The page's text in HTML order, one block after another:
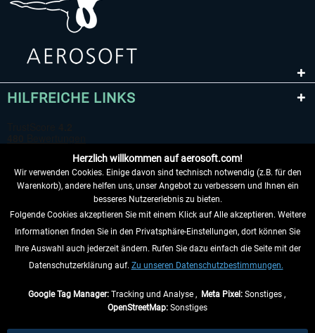
HILFREICHE LINKS
VERTRAG WIDERRUFEN
INFORMATIONEN
Herzlich willkommen auf aerosoft.com!
Wir verwenden Cookies. Einige davon sind technisch notwendig (z.B. für den
Warenkorb), andere helfen uns, unser Angebot zu verbessern und Ihnen ein
besseres Nutzererlebnis zu bieten.
Folgende Cookies akzeptieren Sie mit einem Klick auf Alle akzeptieren. Weitere
Informationen finden Sie in den Privatsphäre-Einstellungen, dort können Sie
Ihre Auswahl auch jederzeit ändern. Rufen Sie dazu einfach die Seite mit der
Datenschutzerklärung auf. Zu unseren Datenschutzbestimmungen.
Google Tag Manager:Tracking und Analyse , Meta Pixel:Sonstiges ,
OpenStreetMap: Sonstiges